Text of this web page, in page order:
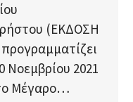
(ΕΚΔΟΣΗ
Νοεμβρίου 2021
Μέγαρο…